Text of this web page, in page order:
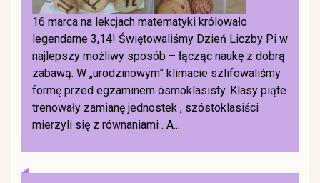
16 marca na lekcjach matematyki królowało
legendarne 3,14! Świętowaliśmy Dzień Liczby Pi w
najlepszy możliwy sposób – łącząc naukę z dobrą
zabawą. W „urodzinowym” klimacie szlifowaliśmy
formę przed egzaminem ósmoklasisty. Klasy piąte
trenowały zamianę jednostek , szóstoklasiści
mierzyli się z równaniami . A...